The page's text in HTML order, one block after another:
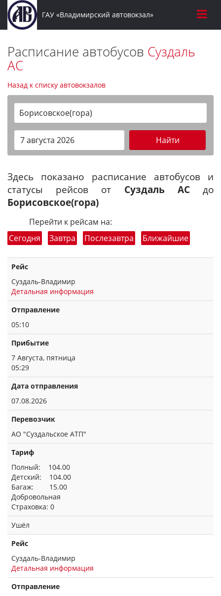
ГАУ «Владимирский автовокзал»
Расписание автобусов Суздаль
АС
Назад к списку автовокзалов
Борисовское(гора)
Найти
Здесь показано расписание автобусов и
статусы рейсов от Суздаль АСдо
Борисовское(гора)
Перейти к рейсам на:
Сегодня
Завтра Послезавтра Ближайшие
Рейс
Суздаль-Владимир
Детальная информация
Отправление
05:10
Прибытие
7 Августа, пятница
05:29
Дата отправления
07.08.2026
Перевозчик
АО "Суздальское АТП"
Тариф
Полный: 104.00
Детский: 104.00
Багаж: 15.00
Добровольная
Страховка: 0
Ушёл
Рейс
Суздаль-Владимир
Детальная информация
Отправление